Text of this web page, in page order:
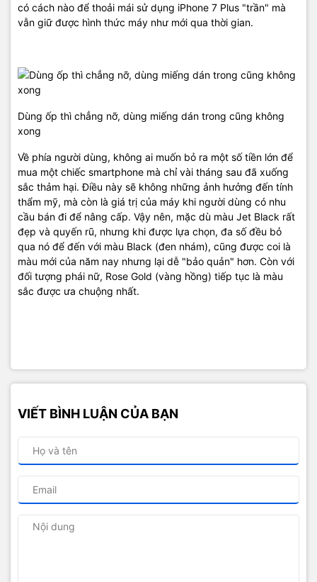
có cách nào để thoải mái sử dụng iPhone 7 Plus "trần" mà
vẫn giữ được hình thức máy như mới qua thời gian.
Dùng ốp thì chẳng nỡ, dùng miếng dán trong cũng không
xong​
Về phía người dùng, không ai muốn bỏ ra một số tiền lớn để
mua một chiếc smartphone mà chỉ vài tháng sau đã xuống
sắc thảm hại. Điều này sẽ không những ảnh hưởng đến tính
thẩm mỹ, mà còn là giá trị của máy khi người dùng có nhu
cầu bán đi để nâng cấp. Vậy nên, mặc dù màu Jet Black rất
đẹp và quyến rũ, nhưng khi được lựa chọn, đa số đều bỏ
qua nó để đến với màu Black (đen nhám), cũng được coi là
màu mới của năm nay nhưng lại dễ "bảo quản" hơn. Còn với
đối tượng phái nữ, Rose Gold (vàng hồng) tiếp tục là màu
sắc được ưa chuộng nhất.
VIẾT BÌNH LUẬN CỦA BẠN